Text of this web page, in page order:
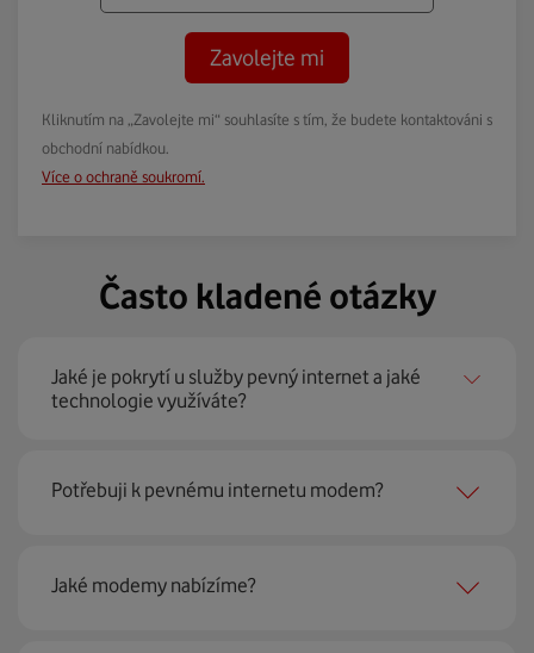
Zavolejte mi
Kliknutím na „Zavolejte mi“ souhlasíte s tím, že budete kontaktováni s
obchodní nabídkou.
Více o ochraně soukromí.
Často kladené otázky
Jaké je pokrytí u služby pevný internet a jaké
technologie využíváte?
Pevný internet můžeme nabídnout
domácností
Potřebuji k pevnému internetu modem?
Ano, potřebujete. Rádi vám ho poskytneme na splátky. U
modemu od Vodafonu navíc garantujeme plnou
Jaké modemy nabízíme?